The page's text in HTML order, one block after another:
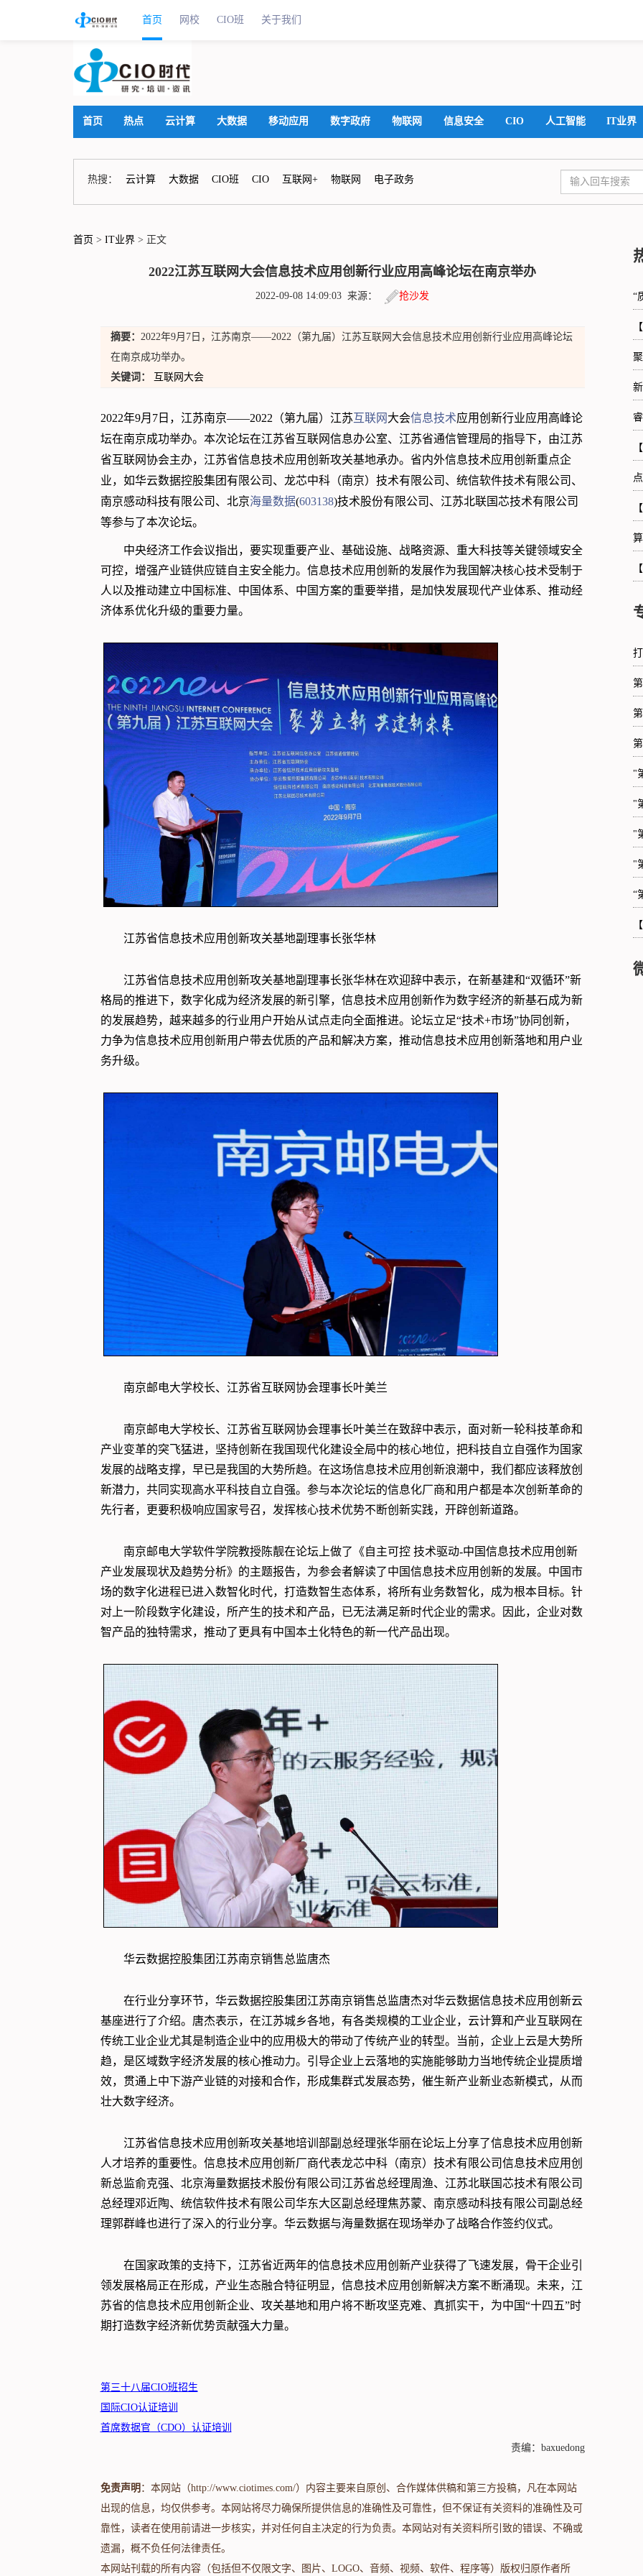
首页 网校 CIO班 关于我们
首页 热点 云计算 大数据 移动应用 数字政府 物联网 信息安全 CIO 人工智能 IT业界
热搜： 云计算 大数据 CIO班 CIO 互联网+ 物联网 电子政务
首页 > IT业界 > 正文
2022江苏互联网大会信息技术应用创新行业应用高峰论坛在南京举办
2022-09-08 14:09:03 来源： 抢沙发
摘要： 2022年9月7日，江苏南京——2022（第九届）江苏互联网大会信息技术应用创新行业应用高峰论坛
在南京成功举办。
关键词：
互联网大会
2022年9月7日，江苏南京——2022（第九届）江苏互联网 大会信息技术应用创新行业应用高峰论
坛在南京成功举办。本次论坛在江苏省互联网信息办公室、江苏省通信管理局的指导下，由江苏
省互联网协会主办，江苏省信息技术应用创新攻关基地承办。省内外信息技术应用创新重点企
业，如华云数据控股集团有限公司、龙芯中科（南京）技术有限公司、统信软件技术有限公司、
南京感动科技有限公司、北京海量数据(603138)技术股份有限公司、江苏北联国芯技术有限公司
等参与了本次论坛。
中央经济工作会议指出，要实现重要产业、基础设施、战略资源、重大科技等关键领域安全
可控，增强产业链供应链自主安全能力。信息技术应用创新的发展作为我国解决核心技术受制于
人以及推动建立中国标准、中国体系、中国方案的重要举措，是加快发展现代产业体系、推动经
济体系优化升级的重要力量。
江苏省信息技术应用创新攻关基地副理事长张华林
江苏省信息技术应用创新攻关基地副理事长张华林在欢迎辞中表示，在新基建和“双循环”新
格局的推进下，数字化成为经济发展的新引擎，信息技术应用创新作为数字经济的新基石成为新
的发展趋势，越来越多的行业用户开始从试点走向全面推进。论坛立足“技术+市场”协同创新，
力争为信息技术应用创新用户带去优质的产品和解决方案，推动信息技术应用创新落地和用户业
务升级。
南京邮电大学校长、江苏省互联网协会理事长叶美兰
南京邮电大学校长、江苏省互联网协会理事长叶美兰在致辞中表示，面对新一轮科技革命和
产业变革的突飞猛进，坚持创新在我国现代化建设全局中的核心地位，把科技自立自强作为国家
发展的战略支撑，早已是我国的大势所趋。在这场信息技术应用创新浪潮中，我们都应该释放创
新潜力，共同实现高水平科技自立自强。参与本次论坛的信息化厂商和用户都是本次创新革命的
先行者，更要积极响应国家号召，发挥核心技术优势不断创新实践，开辟创新道路。
南京邮电大学软件学院教授陈靓在论坛上做了《自主可控 技术驱动-中国信息技术应用创新
产业发展现状及趋势分析》的主题报告，为参会者解读了中国信息技术应用创新的发展。中国市
场的数字化进程已进入数智化时代，打造数智生态体系，将所有业务数智化，成为根本目标。针
对上一阶段数字化建设，所产生的技术和产品，已无法满足新时代企业的需求。因此，企业对数
智产品的独特需求，推动了更具有中国本土化特色的新一代产品出现。
华云数据控股集团江苏南京销售总监唐杰
在行业分享环节，华云数据控股集团江苏南京销售总监唐杰对华云数据信息技术应用创新云
基座进行了介绍。唐杰表示，在江苏城乡各地，有各类规模的工业企业，云计算和产业互联网在
传统工业企业尤其是制造企业中的应用极大的带动了传统产业的转型。当前，企业上云是大势所
趋，是区域数字经济发展的核心推动力。引导企业上云落地的实施能够助力当地传统企业提质增
效，贯通上中下游产业链的对接和合作，形成集群式发展态势，催生新产业新业态新模式，从而
壮大数字经济。
江苏省信息技术应用创新攻关基地培训部副总经理张华丽在论坛上分享了信息技术应用创新
人才培养的重要性。信息技术应用创新厂商代表龙芯中科（南京）技术有限公司信息技术应用创
新总监俞克强、北京海量数据技术股份有限公司江苏省总经理周渔、江苏北联国芯技术有限公司
总经理邓近陶、统信软件技术有限公司华东大区副总经理焦苏蒙、南京感动科技有限公司副总经
理郭群峰也进行了深入的行业分享。华云数据与海量数据在现场举办了战略合作签约仪式。
在国家政策的支持下，江苏省近两年的信息技术应用创新产业获得了飞速发展，骨干企业引
领发展格局正在形成，产业生态融合特征明显，信息技术应用创新解决方案不断涌现。未来，江
苏省的信息技术应用创新企业、攻关基地和用户将不断攻坚克难、真抓实干，为中国“十四五”时
期打造数字经济新优势贡献强大力量。
第三十八届CIO班招生
国际CIO认证培训
首席数据官（CDO）认证培训
责编：baxuedong
免责声明 ：本网站（http://www.ciotimes.com/）内容主要来自原创、合作媒体供稿和第三方投稿，凡在本网站
出现的信息，均仅供参考。本网站将尽力确保所提供信息的准确性及可靠性，但不保证有关资料的准确性及可
靠性，读者在使用前请进一步核实，并对任何自主决定的行为负责。本网站对有关资料所引致的错误、不确或
遗漏，概不负任何法律责任。
本网站刊载的所有内容（包括但不仅限文字、图片、LOGO、音频、视频、软件、程序等）版权归原作者所
“
"
"
"
"
“